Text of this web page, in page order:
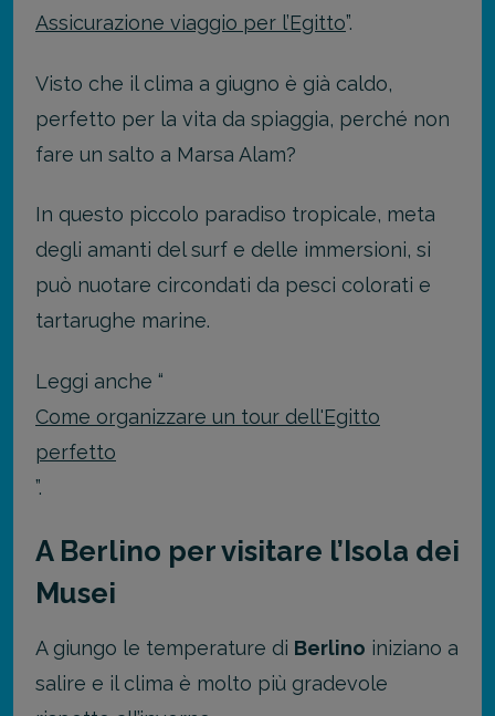
Assicurazione viaggio per l’Egitto”.
Visto che il clima a giugno è già caldo,
perfetto per la vita da spiaggia, perché non
fare un salto a Marsa Alam?
In questo piccolo paradiso tropicale, meta
degli amanti del surf e delle immersioni, si
può nuotare circondati da pesci colorati e
tartarughe marine.
Leggi anche “
Come organizzare un tour dell'Egitto
perfetto
”.
A Berlino per visitare l’Isola dei
Musei
A giungo le temperature di Berlino iniziano a
salire e il clima è molto più gradevole